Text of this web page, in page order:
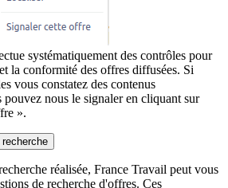
systématiquement des contrôles pour
la conformité des offres diffusées. Si
vous constatez des contenus
pouvez nous le signaler en cliquant sur
».
réalisée, France Travail peut vous
de recherche d'offres. Ces